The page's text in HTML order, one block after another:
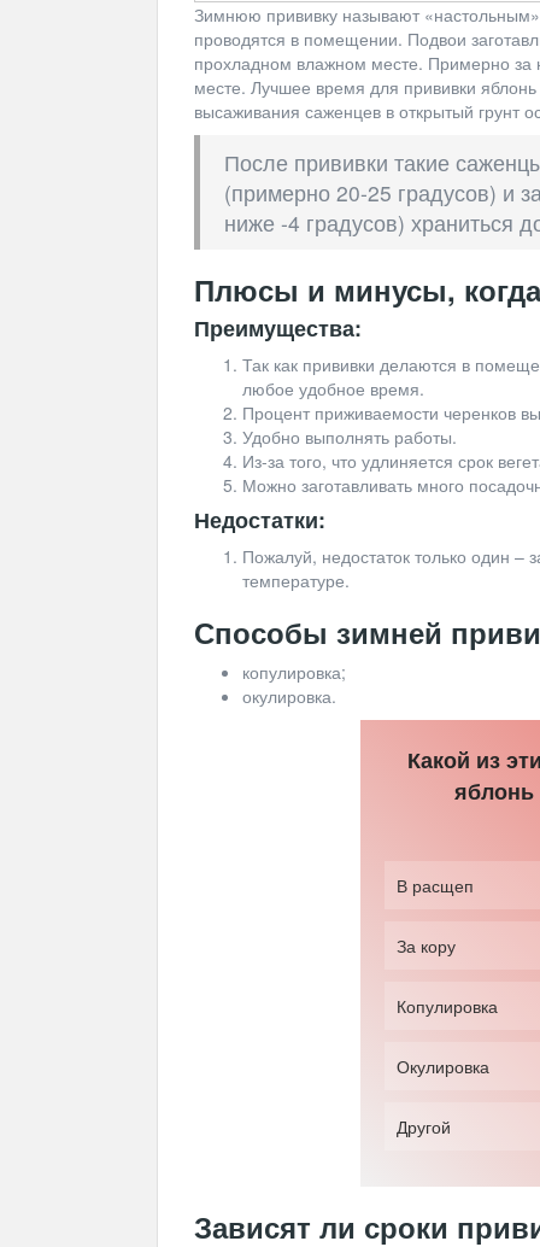
Зимнюю прививку называют
проводятся в помещении. Подвои
прохладном влажном месте. Примерно
месте. Лучшее время для прививки
высаживания саженцев в открытый грунт
После прививки такие
(примерно 20-25 градусов) и
ниже -4 градусов) храниться
Плюсы и минусы,
Преимущества:
Так как прививки делаются в
любое удобное время.
Процент приживаемости черенков
Удобно выполнять работы.
Из-за того, что удлиняется срок
Можно заготавливать много
Недостатки:
Пожалуй, недостаток только один –
температуре.
Способы зимней
копулировка;
окулировка.
Какой из
яблонь
В расщеп
За кору
Копулировка
Окулировка
Другой
Зависят ли сроки